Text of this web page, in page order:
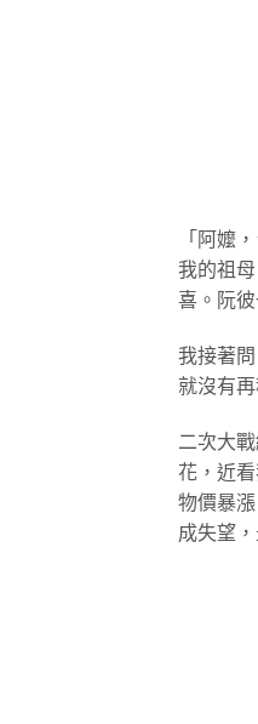
「阿嬤
我的祖
喜。阮
我接著
就沒有
二次大
花，近
物價暴
成失望